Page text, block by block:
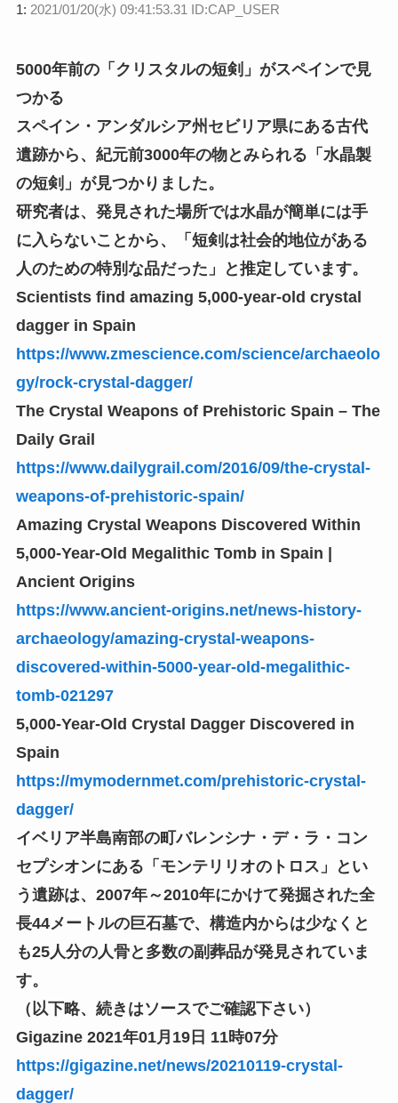
1: 2021/01/20(水) 09:41:53.31 ID:CAP_USER
5000年前の「クリスタルの短剣」がスペインで見
つかる
スペイン・アンダルシア州セビリア県にある古代
遺跡から、紀元前3000年の物とみられる「水晶製
の短剣」が見つかりました。
研究者は、発見された場所では水晶が簡単には手
に入らないことから、「短剣は社会的地位がある
人のための特別な品だった」と推定しています。
Scientists find amazing 5,000-year-old crystal
dagger in Spain
https://www.zmescience.com/science/archaeolo
gy/rock-crystal-dagger/
The Crystal Weapons of Prehistoric Spain – The
Daily Grail
https://www.dailygrail.com/2016/09/the-crystal-
weapons-of-prehistoric-spain/
Amazing Crystal Weapons Discovered Within
5,000-Year-Old Megalithic Tomb in Spain |
Ancient Origins
https://www.ancient-origins.net/news-history-
archaeology/amazing-crystal-weapons-
discovered-within-5000-year-old-megalithic-
tomb-021297
5,000-Year-Old Crystal Dagger Discovered in
Spain
https://mymodernmet.com/prehistoric-crystal-
dagger/
イベリア半島南部の町バレンシナ・デ・ラ・コン
セプシオンにある「モンテリリオのトロス」とい
う遺跡は、2007年～2010年にかけて発掘された全
長44メートルの巨石墓で、構造内からは少なくと
も25人分の人骨と多数の副葬品が発見されていま
す。
（以下略、続きはソースでご確認下さい）
Gigazine 2021年01月19日 11時07分
https://gigazine.net/news/20210119-crystal-
dagger/